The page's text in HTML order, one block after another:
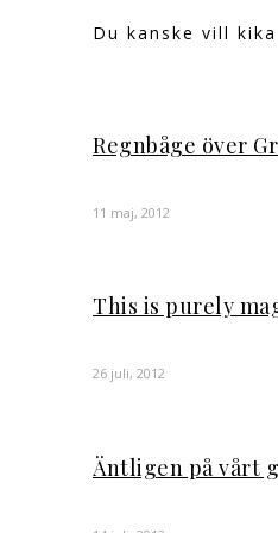
Du kanske vill kika
Regnbåge över
11 maj, 2012
This is purely
26 juli, 2012
Äntligen på vårt